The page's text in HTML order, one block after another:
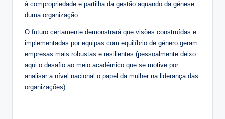
à compropriedade e partilha da gestão aquando da génese
duma organização.
O futuro certamente demonstrará que visões construídas e
implementadas por equipas com equilíbrio de género geram
empresas mais robustas e resilientes (pessoalmente deixo
aqui o desafio ao meio académico que se motive por
analisar a nível nacional o papel da mulher na liderança das
organizações).